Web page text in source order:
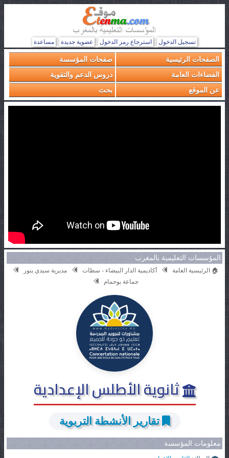
تسجيل الدخول استرجاع رمز الدخول عضوية جديدة مساعدة
الصفحات الرئيسية
صفحات المؤسسة
الفضاءات العامة
دروس الدعم والتقوية
عن الموقع
بحث
المؤسسات التعليمية بالمغرب
🏠 الرئيسية العامة أكاديمية الدار البيضاء - سطات
مديرية سيدي بنور
جماعة بوحمام
ثانوية الأطلس الإعدادية
تقارير الأنشطة التربوية
معلومات المؤسسة